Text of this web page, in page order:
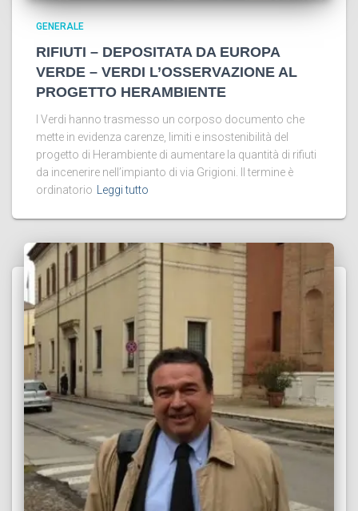
GENERALE
RIFIUTI – DEPOSITATA DA EUROPA
VERDE – VERDI L’OSSERVAZIONE AL
PROGETTO HERAMBIENTE
I Verdi hanno trasmesso un corposo documento che
mette in evidenza carenze, limiti e insostenibilità del
progetto di Herambiente di aumentare la quantità di rifiuti
da incenerire nell’impianto di via Grigioni. Il termine è
ordinatorio
Leggi tutto